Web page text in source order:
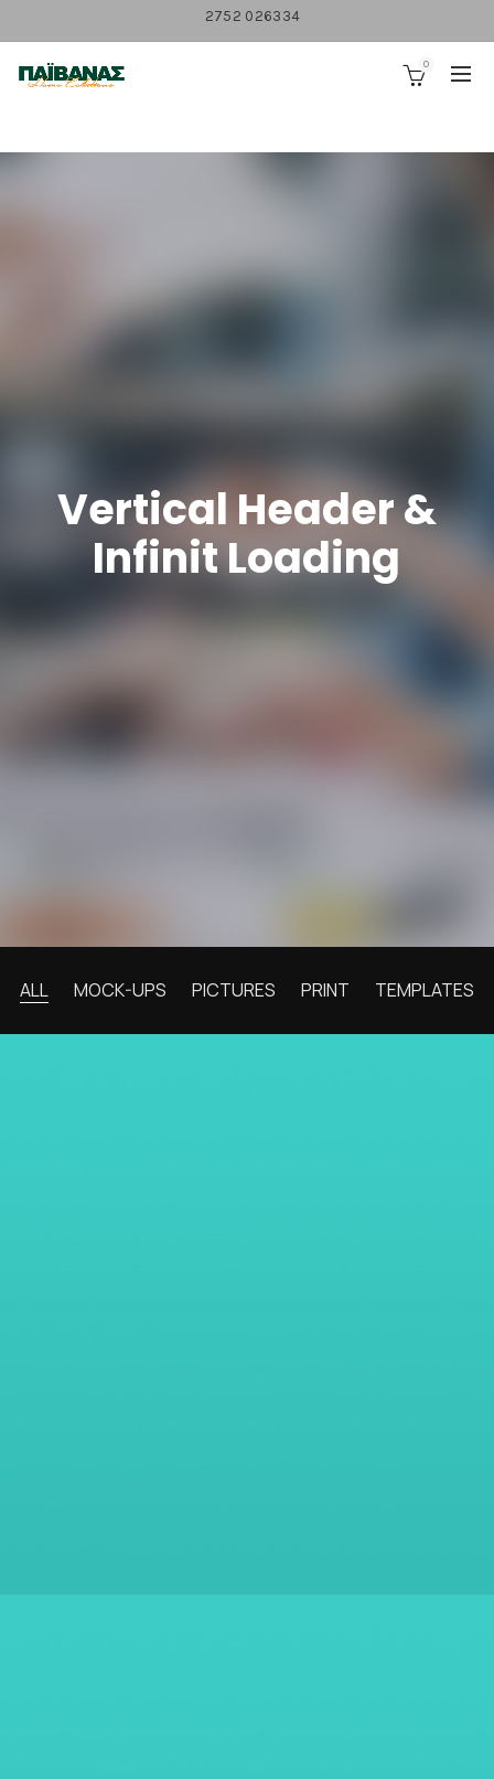
2752 026334
0
Vertical Header &
Infinit Loading
ALL MOCK-UPS PICTURES PRINT TEMPLATES